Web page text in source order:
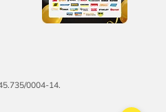
0004-14.